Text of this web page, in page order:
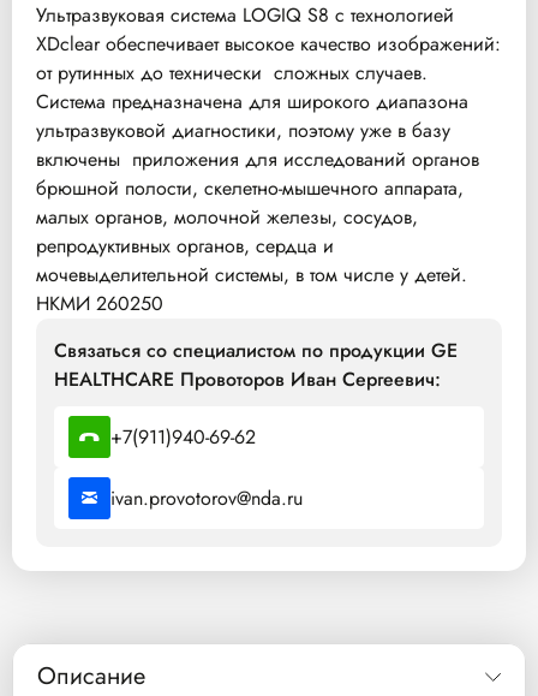
Ультразвуковая система LOGIQ S8 с технологией
XDclear обеспечивает высокое качество изображений:
от рутинных до технически сложных случаев.
Система предназначена для широкого диапазона
ультразвуковой диагностики, поэтому уже в базу
включены приложения для исследований органов
брюшной полости, скелетно-мышечного аппарата,
малых органов, молочной железы, сосудов,
репродуктивных органов, сердца и
мочевыделительной системы, в том числе у детей.
НКМИ 260250
Связаться со специалистом по продукции GE
HEALTHCARE Провоторов Иван Сергеевич:
+7(911)940-69-62
ivan.provotorov@nda.ru
Описание